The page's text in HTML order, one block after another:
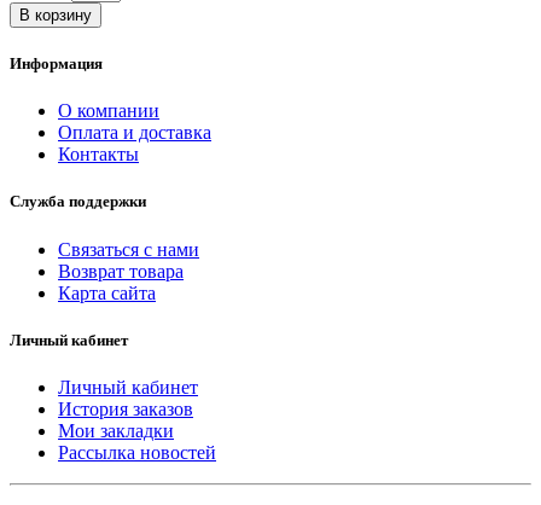
В корзину
Информация
О компании
Оплата и доставка
Контакты
Служба поддержки
Связаться с нами
Возврат товара
Карта сайта
Личный кабинет
Личный кабинет
История заказов
Мои закладки
Рассылка новостей